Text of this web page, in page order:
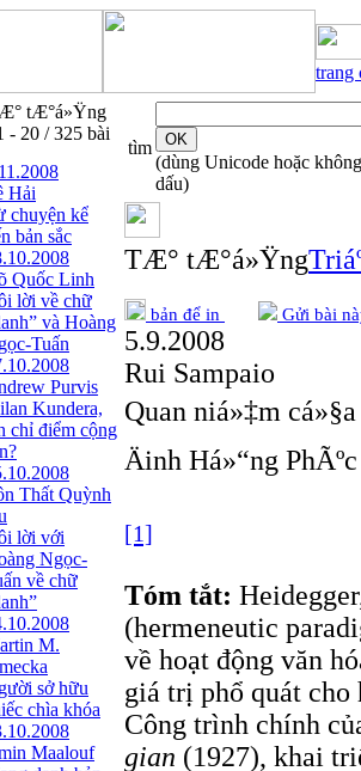
trang
tÆ°á»Ÿng
- 20 / 325 bài
Hải
chuyện kể
bản sắc
Quốc Linh
lời về chữ
và Hoàng
Tuấn
Purvis
Kundera,
chỉ điểm cộng
Thất Quỳnh
lời với
Ngọc-
về chữ
M.
sở hữu
chìa khóa
Maalouf
tìm
(dùng Unicode hoặc không
dấu)
TÆ° tÆ°á»Ÿng
bản để in Gửi bài
5.9.2008
Rui Sampaio
Quan niá»‡m
Äinh Há»“ng
[1]
Tóm tắt:
(hermeneutic
về hoạt động văn
giá trị phổ quát
Công trình chính
gian (1927), khai